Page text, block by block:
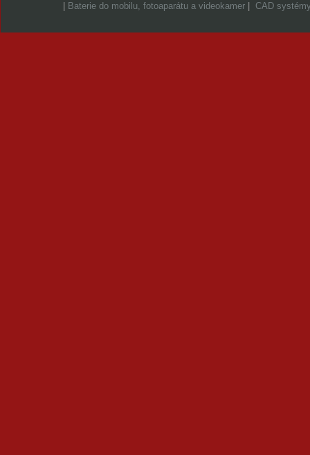
Baterie do mobilu, fotoaparátu a videokamer CAD